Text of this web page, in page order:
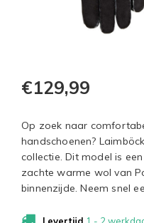
€129,99
Op zoek naar
handschoenen?
collectie. Dit model is
zachte warme wol van
binnenzijde. Neem snel